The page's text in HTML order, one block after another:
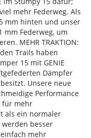
mehr Federweg. Als
mm hinten und unser
mm Federweg, um
MEHR TRAKTION:
Trails haben
15 mit GENIE
Dämpfer
Unsere neue
Performance
für mehr
als ein normaler
besser
mehr